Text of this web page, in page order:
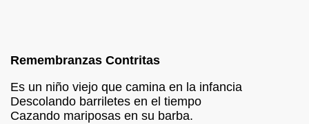
Remembranzas Contritas
Es un niño viejo que camina en la infancia
Descolando barriletes en el tiempo
Cazando mariposas en su barba.
:"Amor de romero herido"